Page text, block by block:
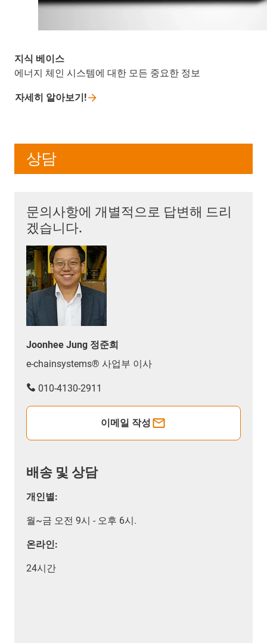
지식 베이스
에너지 체인 시스템에 대한 모든 중요한 정보
자세히 알아보기!
상담
문의사항에 개별적으로 답변해 드리
겠습니다.
Joonhee Jung 정준희
e-chainsystems® 사업부 이사
010-4130-2911
이메일 작성
배송 및 상담
개인별:
월~금 오전 9시 - 오후 6시.
온라인:
24시간